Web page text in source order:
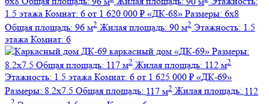
1.5 этажа Комнат: 6 от 1 620 000 ₽ «ДК-68» Размеры: 6х8
Общая площадь: 96 м2 Жилая площадь: 90 м2 Этажность: 1.5
этажа Комнат: 6
каркасный дом «ДК-69» Размеры:
8.2х7.5 Общая площадь: 117 м2 Жилая площадь: 112 м2
Этажность: 1.5 этажа Комнат: 6 от 1 625 000 ₽ «ДК-69»
Размеры: 8.2х7.5 Общая площадь: 117 м2 Жилая площадь: 112
2